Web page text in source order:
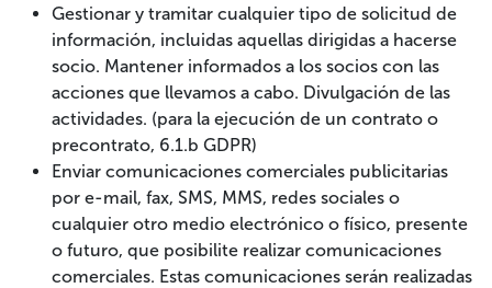
Gestionar y tramitar cualquier tipo de solicitud de
información, incluidas aquellas dirigidas a hacerse
socio. Mantener informados a los socios con las
acciones que llevamos a cabo. Divulgación de las
actividades. (para la ejecución de un contrato o
precontrato, 6.1.b GDPR)
Enviar comunicaciones comerciales publicitarias
por e-mail, fax, SMS, MMS, redes sociales o
cualquier otro medio electrónico o físico, presente
o futuro, que posibilite realizar comunicaciones
comerciales. Estas comunicaciones serán realizadas